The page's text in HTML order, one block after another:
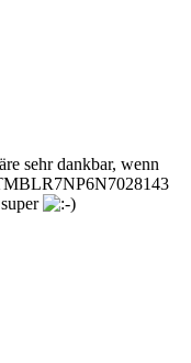
sehr dankbar, wenn